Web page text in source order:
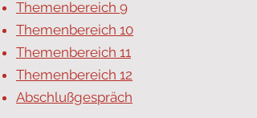
Themenbereich 9
Themenbereich 10
Themenbereich 11
Themenbereich 12
Abschlußgespräch